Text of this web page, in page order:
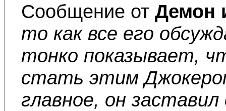
Сообщение от Демон
то как все его
тонко показывает,
стать этим
главное, он